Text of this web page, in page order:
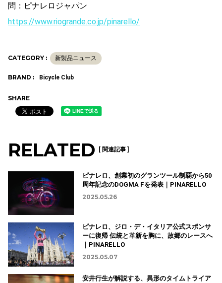
問：ピナレロジャパン
https://www.riogrande.co.jp/pinarello/
CATEGORY : 新製品ニュース
BRAND : Bicycle Club
SHARE
RELATED [ 関連記事 ]
ピナレロ、創業初のグランツール制覇から50
周年記念のDOGMA Fを発表｜PINARELLO
2025.05.26
ピナレロ、ジロ・デ・イタリア公式スポンサ
ーに復帰 伝統と革新を胸に、故郷のレースへ
｜PINARELLO
2025.05.07
安井行生が解説する、異形のタイムトライア